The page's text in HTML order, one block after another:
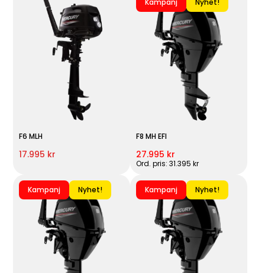
F6 MLH
17.995 kr
Kampanj Nyhet!
F8 MH EFI
27.995 kr
Ord. pris: 31.395 kr
Kampanj Nyhet! Kampanj Nyhet!